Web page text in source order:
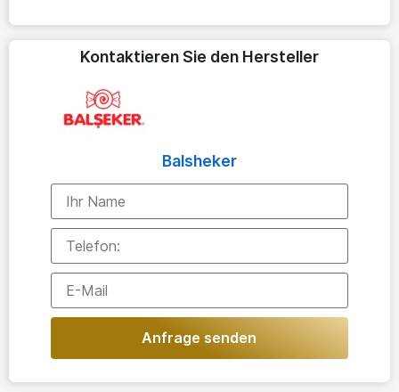
Kontaktieren Sie den Hersteller
Balsheker
Anfrage senden